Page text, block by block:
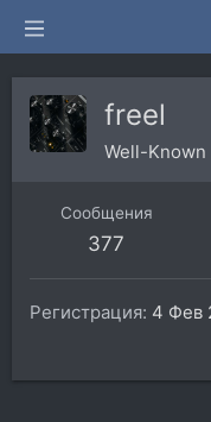
freel
Well-
Сообщения
377
Регистрация 4 Фев